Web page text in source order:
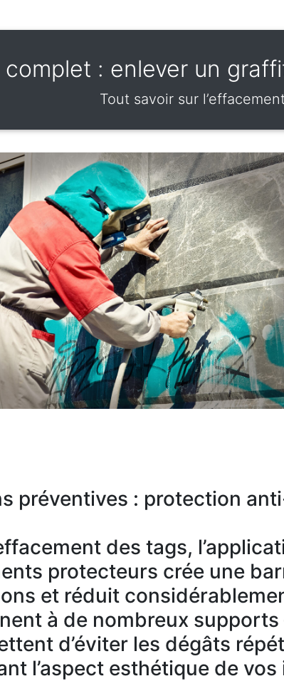
complet : enlever un
Tout savoir sur
préventives : protection
des tags,
protecteurs crée une
et réduit
à de nombreux
d’éviter les dégâts
l’aspect esthétique de